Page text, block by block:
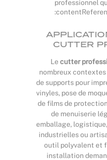
professionnel
CUTTER
Le cutter
nombreux
de supports pour
vinyles, pose de
de films de
de menuiserie
emballage,
industrielles ou
outil polyvalent et
installation